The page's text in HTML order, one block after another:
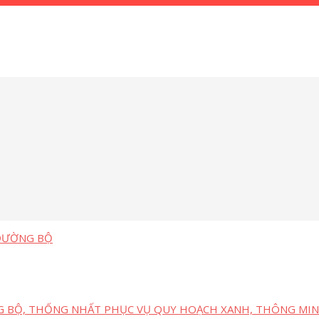
BỘ
BỘ, THỐNG NHẤT PHỤC VỤ QUY HOẠCH XANH, THÔNG